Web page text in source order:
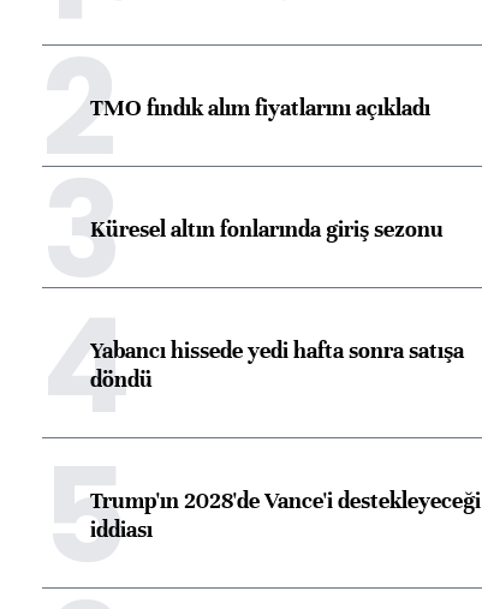
2TMO fındık alım fiyatlarını açıkladı
3Küresel altın fonlarında giriş sezonu
4Yabancı hissede yedi hafta sonra satışa
döndü
5Trump'ın 2028'de Vance'i destekleyeceği
iddiası